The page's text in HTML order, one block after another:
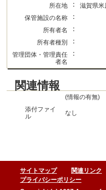
所在地
：
滋賀県米
保管施設の名称
：
所有者名 ：
所有者種別 ：
管理団体・管理責任
者名
：
関連情報
(情報の有無)
添付ファイ
ル
なし
サイトマップ 関連リンク
プライバシーポリシー